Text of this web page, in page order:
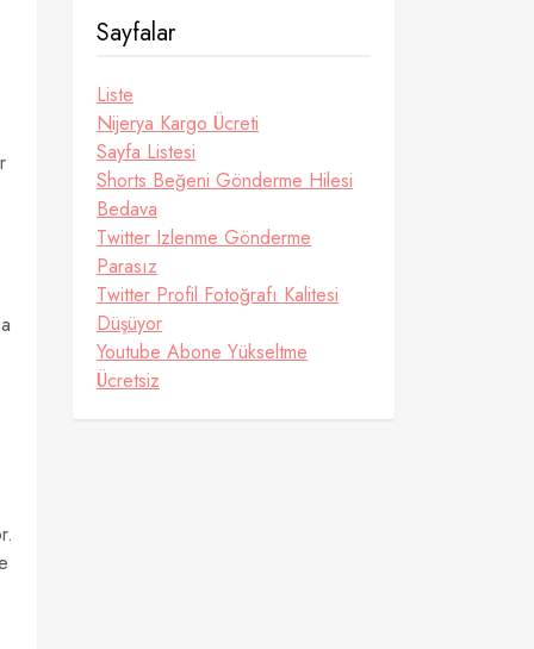
Sayfalar
Liste
Nijerya Kargo Ücreti
Sayfa Listesi
Shorts Beğeni Gönderme Hilesi
Bedava
Twitter Izlenme Gönderme
Parasız
Twitter Profil Fotoğrafı Kalitesi
Düşüyor
Youtube Abone Yükseltme
Ücretsiz